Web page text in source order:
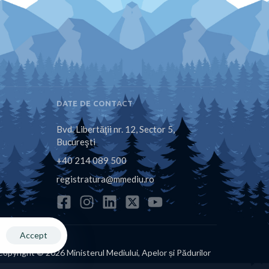
DATE DE CONTACT
Bvd. Libertăţii nr. 12, Sector 5,
Bucureşti
+40 214 089 500
registratura@mmediu.ro
© 2026 Ministerul Mediului, Apelor și Pădurilor
Accept